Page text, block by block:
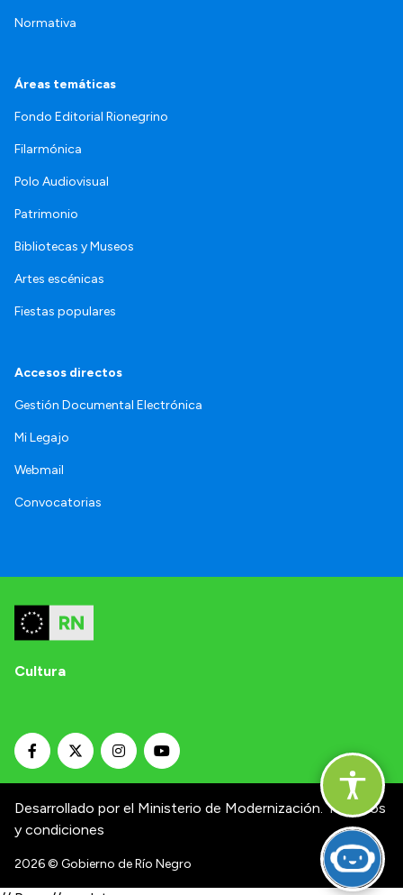
Normativa
Áreas temáticas
Fondo Editorial Rionegrino
Filarmónica
Polo Audiovisual
Patrimonio
Bibliotecas y Museos
Artes escénicas
Fiestas populares
Accesos directos
Gestión Documental Electrónica
Mi Legajo
Webmail
Convocatorias
Cultura
Desarrollado por el Ministerio de Modernización. Términos
y condiciones
2026© Gobierno de Río Negro